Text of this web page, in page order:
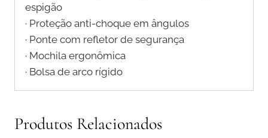
espigão
· Proteção anti-choque em ângulos
· Ponte com refletor de segurança
· Mochila ergonômica
· Bolsa de arco rígido
Produtos Relacionados